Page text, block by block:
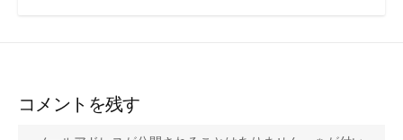
コメントを残す